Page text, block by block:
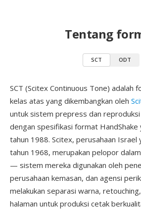
Tentang
SCT ODT
SCT (Scitex Continuous Tone) adalah
kelas atas yang dikembangkan oleh
untuk sistem prepress dan
dengan spesifikasi format HandShake
tahun 1988. Scitex, perusahaan Israel
tahun 1968, merupakan pelopor
— sistem mereka digunakan oleh
perusahaan kemasan, dan agensi
melakukan separasi warna,
halaman untuk produksi cetak